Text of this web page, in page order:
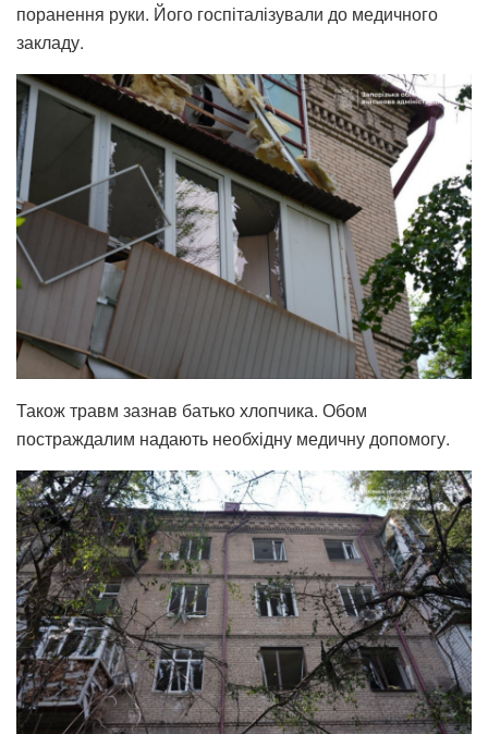
поранення руки. Його госпіталізували до медичного
закладу.
Також травм зазнав батько хлопчика. Обом
постраждалим надають необхідну медичну допомогу.